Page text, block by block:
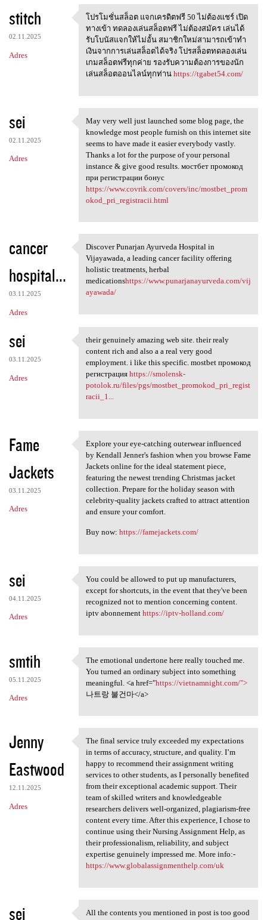
stitch
02.11.2025
Adres
โปรโมชั่นสล็อต แจกเครดิตฟรี
โปรโมชั่นสล็อต แจกเครดิตฟรี 50 ไม่ต้องแชร์ เปิด
ทางเข้า ทดลองเล่นสล็อตฟรี ไม่ต้องสมัคร เล่นได้
รับโบนัสแจกให้ไม่อั้น สมาชิกใหม่สามารถเข้าทำ
เงินจากการเล่นสล็อตได้จริง โปรสล็อตทดลองเล่น
เกมสล็อตฟรีทุกค่าย รองรับความต้องการของนัก
เล่นสล็อตออนไลน์ทุกท่าน https://tgabet54.com/
sei
02.11.2025
Adres
May very well just launched
May very well just launched some blog page, the
knowledge most people furnish on this internet site
seems to have made it easier everybody vastly.
Thanks a lot for the purpose of your personal
instance & give good results. мостбет промокод
при регистрации бонус
https://www.covrik.com/covers/inc/mostbet_prom
okod_pri_registracii.html
cancer
hospital...
03.11.2025
Adres
Discover Punarjan Ayurveda
Discover Punarjan Ayurveda Hospital in
Vijayawada, a leading cancer facility offering
holistic treatments, herbal
medicationshttps://www.punarjanayurveda.com/vij
ayawada/
sei
03.11.2025
Adres
their genuinely amazing web
their genuinely amazing web site. their realy
content rich and also a a real very good
employment. i like this specific. mostbet промокод
регистрация https://smolensk-
potolok.ru/files/pgs/mostbet_promokod_pri_regist
racii_1...
Fame
Jackets
03.11.2025
Adres
Explore your eye-catching
Explore your eye-catching outerwear influenced
by Kendall Jenner's fashion when you browse Fame
Jackets online for the ideal statement piece,
featuring the newest trending Christmas jacket
collection. Prepare for the holiday season with
celebrity-quality jackets crafted to attract attention
and ensure your comfort.
Buy now: https://famejackets.com/
sei
04.11.2025
Adres
You could be allowed to put
You could be allowed to put up manufacturers,
except for shortcuts, in the event that they've been
recognized not to mention concerning content.
iptv abonnement https://iptv-holland.com/
smtih
05.11.2025
Adres
The emotional undertone here
The emotional undertone here really touched me.
You turned an ordinary subject into something
meaningful. <a href="https://vietnamnight.com/">
나트랑 불건마</a>
Jenny
Eastwood
12.11.2025
Adres
The final service truly
The final service truly exceeded my expectations
in terms of accuracy, structure, and quality. I’m
happy to recommend their assignment writing
services to other students, as I personally benefited
from their exceptional academic support. Their
team of skilled writers and knowledgeable
researchers delivers well-organized, plagiarism-free
content every time. After this experience, I chose to
continue using their Nursing Assignment Help, as
their professionalism, reliability, and subject
expertise genuinely impressed me. More info:-
https://www.globalassignmenthelp.com/uk
sei
All the contents you mentioned in post is too good